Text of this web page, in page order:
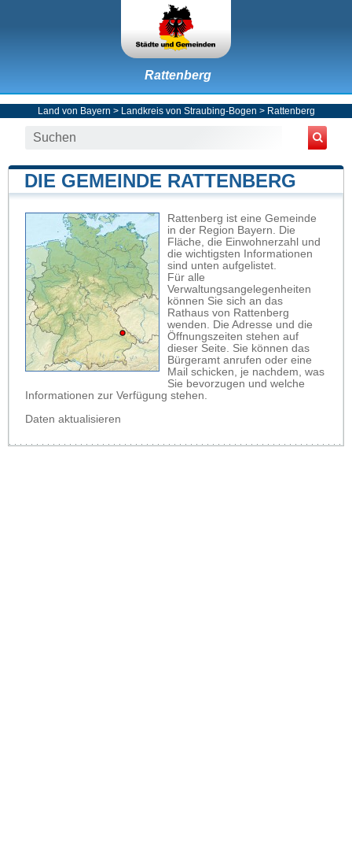
Rattenberg
Land von Bayern > Landkreis von Straubing-Bogen > Rattenberg
DIE GEMEINDE RATTENBERG
Rattenberg ist eine Gemeinde
in der Region Bayern. Die
Fläche, die Einwohnerzahl und
die wichtigsten Informationen
sind unten aufgelistet.
Für alle
Verwaltungsangelegenheiten
können Sie sich an das
Rathaus von Rattenberg
wenden. Die Adresse und die
Öffnungszeiten stehen auf
dieser Seite. Sie können das
Bürgeramt anrufen oder eine
Mail schicken, je nachdem, was
Sie bevorzugen und welche
Informationen zur Verfügung stehen.
Daten aktualisieren